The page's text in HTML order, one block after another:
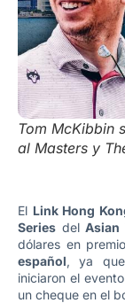
Tom McKibbin
al Masters y
El Link Hong
Series del Asian
dólares en
español, ya que
iniciaron el
un cheque en el